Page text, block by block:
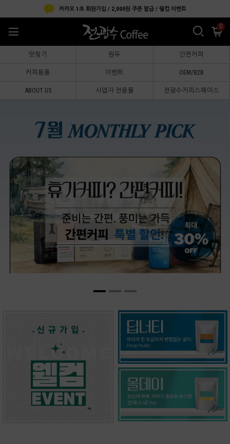
카카오 1초 회원가입 / 2,000원 쿠폰 발급 / 웰컴 이벤트
0
맛찾기 원두 간편커피
커피용품 이벤트 OEM/B2B
ABOUT US 사업자 전용몰 전광수커피스페이스